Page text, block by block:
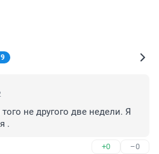
не другого две недели. Я
.
+0 –0